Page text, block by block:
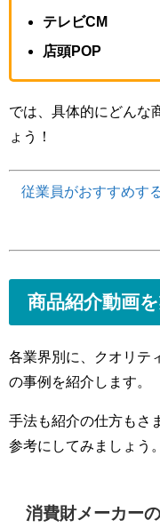
テレビCM
店頭POP
では、具体的にどんな
ょう！
従業員がおすすめす
商品紹介動画
各業界別に、クオリテ
の事例を紹介します。
手法も紹介の仕方もさ
参考にしてみましょう。
消費財メーカー